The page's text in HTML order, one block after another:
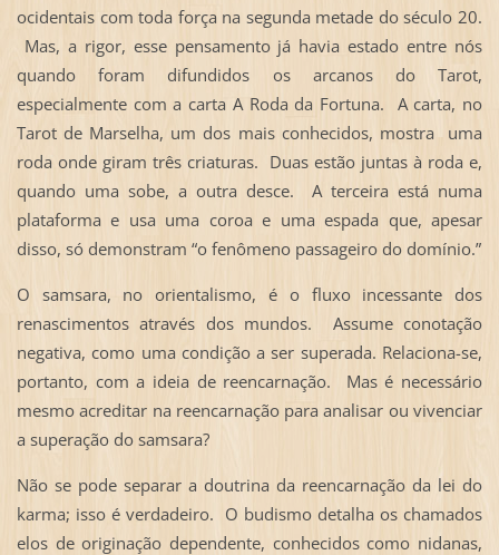
ocidentais com toda força na segunda metade do século 20.
Mas, a rigor, esse pensamento já havia estado entre nós
quando foram difundidos os arcanos do Tarot,
especialmente com a carta A Roda da Fortuna. A carta, no
Tarot de Marselha, um dos mais conhecidos, mostra uma
roda onde giram três criaturas. Duas estão juntas à roda e,
quando uma sobe, a outra desce. A terceira está numa
plataforma e usa uma coroa e uma espada que, apesar
disso, só demonstram “o fenômeno passageiro do domínio.”
O samsara, no orientalismo, é o fluxo incessante dos
renascimentos através dos mundos. Assume conotação
negativa, como uma condição a ser superada. Relaciona-se,
portanto, com a ideia de reencarnação. Mas é necessário
mesmo acreditar na reencarnação para analisar ou vivenciar
a superação do samsara?
Não se pode separar a doutrina da reencarnação da lei do
karma; isso é verdadeiro. O budismo detalha os chamados
elos de originação dependente, conhecidos como nidanas,